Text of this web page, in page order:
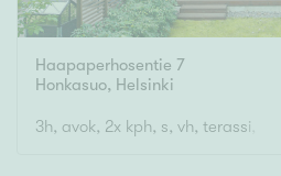
Haapaperhosentie 7
Honkasuo, Helsinki
3h, avok, 2x kph, s, vh, terassi,